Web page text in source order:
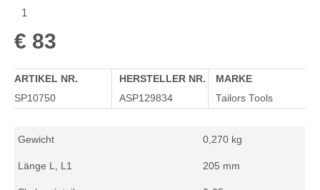
1
€ 83
ARTIKEL NR.
SP10750
HERSTELLER NR.
ASP129834
MARKE
Tailors Tools
Gewicht 0,270 kg
Länge L, L1 205 mm